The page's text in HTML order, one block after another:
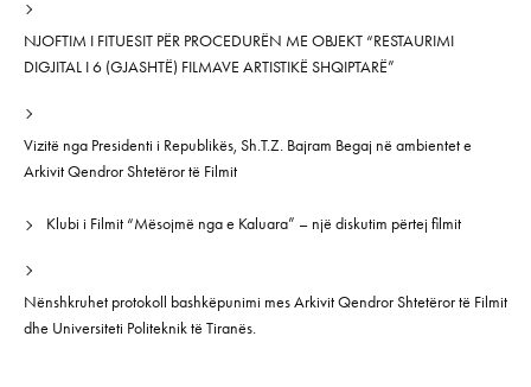
NJOFTIM I FITUESIT PËR PROCEDURËN ME OBJEKT “RESTAURIMI
DIGJITAL I 6 (GJASHTË) FILMAVE ARTISTIKË SHQIPTARË”
Vizitë nga Presidenti i Republikës, Sh.T.Z. Bajram Begaj në ambientet e
Arkivit Qendror Shtetëror të Filmit
Klubi i Filmit “Mësojmë nga e Kaluara” – një diskutim përtej filmit
Nënshkruhet protokoll bashkëpunimi mes Arkivit Qendror Shtetëror të Filmit
dhe Universiteti Politeknik të Tiranës.